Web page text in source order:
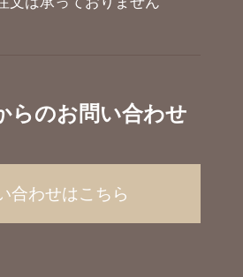
らのお問い合わせ
合わせはこちら